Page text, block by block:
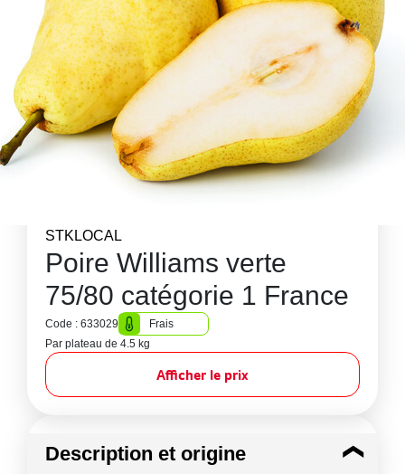
STKLOCAL
Poire Williams verte
75/80 catégorie 1 France
Code : 633029
Frais
Par plateau de 4.5 kg
Afficher le prix
Description et origine